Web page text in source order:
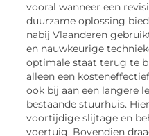
vooral wanneer een
duurzame oplossing
nabij Vlaanderen
en nauwkeurige
optimale staat terug te
alleen een
ook bij aan een langere
bestaande stuurhuis.
voortijdige slijtage en
voertuig. Bovendien